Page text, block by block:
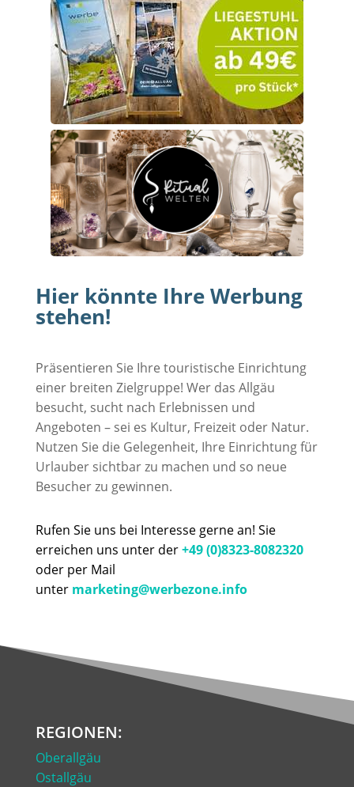
Hier könnte Ihre Werbung
stehen!
Präsentieren Sie Ihre touristische Einrichtung
einer breiten Zielgruppe! Wer das Allgäu
besucht, sucht nach Erlebnissen und
Angeboten – sei es Kultur, Freizeit oder Natur.
Nutzen Sie die Gelegenheit, Ihre Einrichtung für
Urlauber sichtbar zu machen und so neue
Besucher zu gewinnen.
Rufen Sie uns bei Interesse gerne an! Sie
erreichen uns unter der+49 (0)8323-8082320
oder per Mail
unter marketing@werbezone.info
REGIONEN:
Oberallgäu
Ostallgäu